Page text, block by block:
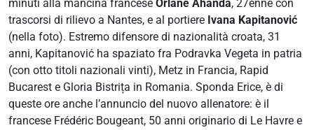
minuti alla mancina francese Orlane Ahanda, 27enne con
trascorsi di rilievo a Nantes, e al portiere Ivana Kapitanović
(nella foto). Estremo difensore di nazionalità croata, 31
anni, Kapitanović ha spaziato fra Podravka Vegeta in patria
(con otto titoli nazionali vinti), Metz in Francia, Rapid
Bucarest e Gloria Bistrița in Romania. Sponda Erice, è di
queste ore anche l’annuncio del nuovo allenatore: è il
francese Frédéric Bougeant, 50 anni originario di Le Havre e